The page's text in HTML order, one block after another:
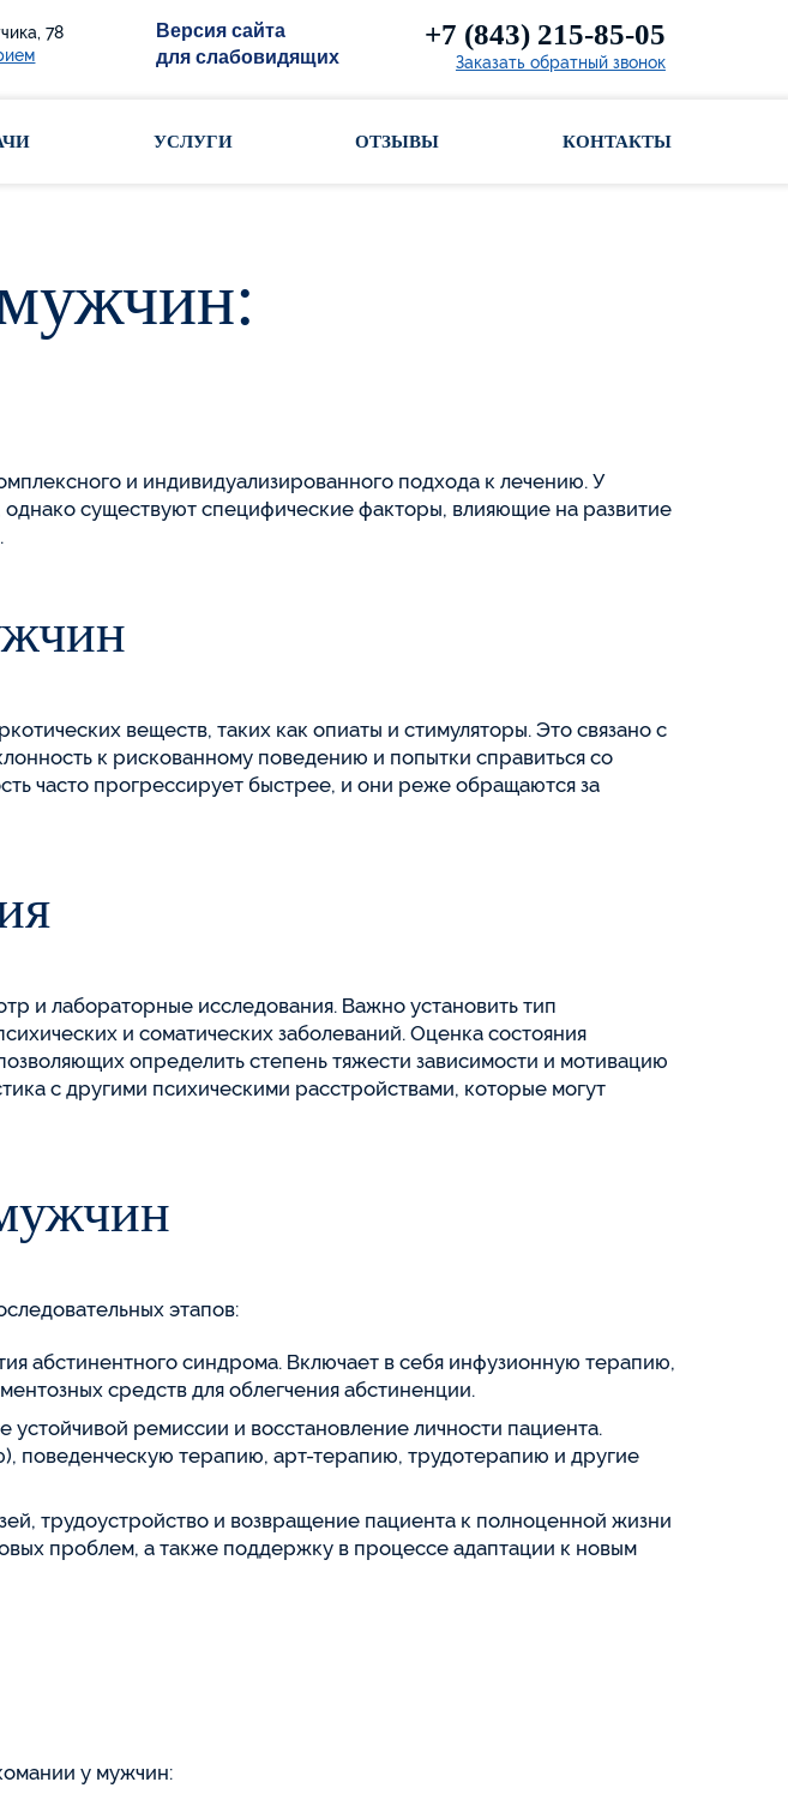
78
Версия сайта
для слабовидящих
+7 (843) 215-85-05
Заказать обратный звонок
УСЛУГИ ОТЗЫВЫ КОНТАКТЫ
и индивидуализированного подхода к лечению. У
существуют специфические факторы, влияющие на развитие
веществ, таких как опиаты и стимуляторы. Это связано с
к рискованному поведению и попытки справиться со
часто прогрессирует быстрее, и они реже обращаются за
и лабораторные исследования. Важно установить тип
и соматических заболеваний. Оценка состояния
определить степень тяжести зависимости и мотивацию
с другими психическими расстройствами, которые могут
этапов:
абстинентного синдрома. Включает в себя инфузионную терапию,
средств для облегчения абстиненции.
ремиссии и восстановление личности пациента.
поведенческую терапию, арт-терапию, трудотерапию и другие
трудоустройство и возвращение пациента к полноценной жизни
проблем, а также поддержку в процессе адаптации к новым
у мужчин: